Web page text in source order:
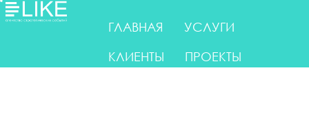
ГЛАВНАЯ
УСЛУГИ
КЛИЕНТЫ
ПРОЕКТЫ